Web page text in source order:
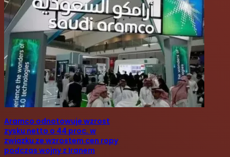
Aramco odnotowuje wzrost
zysku netto o 44 proc. w
związku ze wzrostem cen ropy
podczas wojny z Iranem